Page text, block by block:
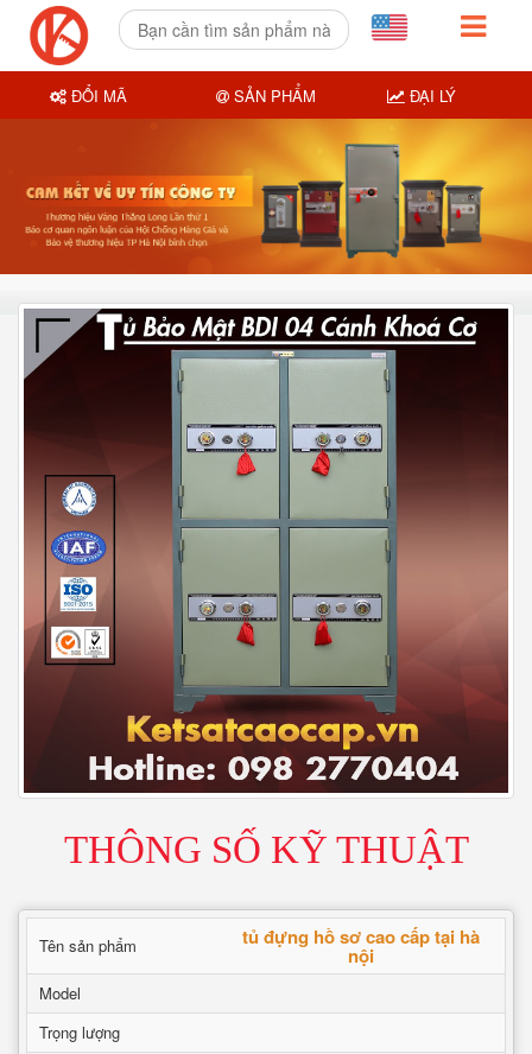
THÔNG SỐ KỸ THUẬT
Tên sản phẩm tủ đựng hồ sơ cao cấp tại hà
nội
Model
Trọng lượng
ĐỔI MÃ SẢN PHẨM ĐẠI LÝ